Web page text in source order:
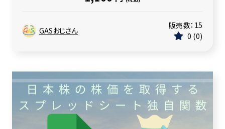
GASおじさん
販売数： 15
0 0